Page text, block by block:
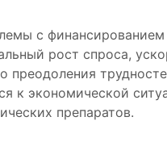
с
рост спроса,
преодоления
к экономической
препаратов.